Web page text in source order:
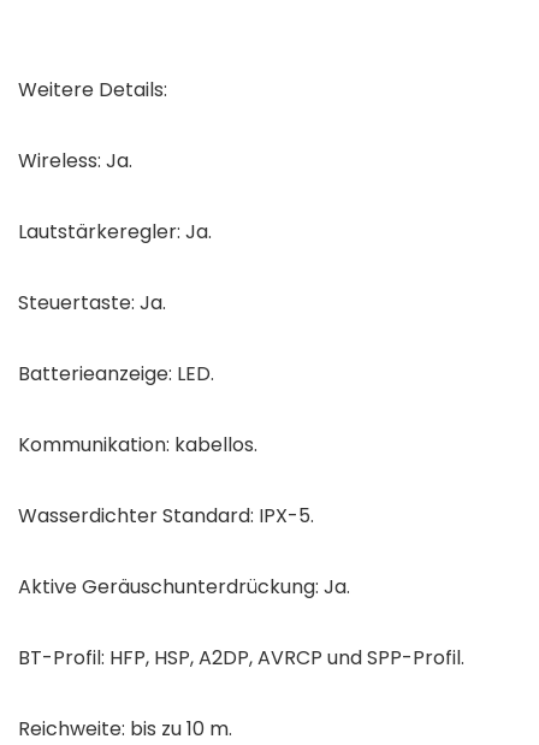
Weitere Details:
Wireless: Ja.
Lautstärkeregler: Ja.
Steuertaste: Ja.
Batterieanzeige: LED.
Kommunikation: kabellos.
Wasserdichter Standard: IPX-5.
Aktive Geräuschunterdrückung: Ja.
BT-Profil: HFP, HSP, A2DP, AVRCP und SPP-Profil.
Reichweite: bis zu 10 m.